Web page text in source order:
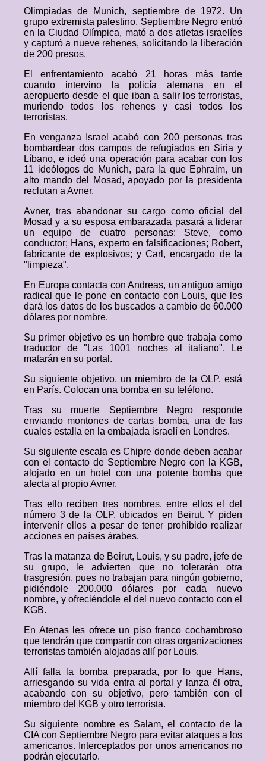
Olimpiadas de Munich, septiembre de 1972. Un
grupo extremista palestino, Septiembre Negro entró
en la Ciudad Olímpica, mató a dos atletas israelíes
y capturó a nueve rehenes, solicitando la liberación
de 200 presos.
El enfrentamiento acabó 21 horas más tarde
cuando intervino la policía alemana en el
aeropuerto desde el que iban a salir los terroristas,
muriendo todos los rehenes y casi todos los
terroristas.
En venganza Israel acabó con 200 personas tras
bombardear dos campos de refugiados en Siria y
Líbano, e ideó una operación para acabar con los
11 ideólogos de Munich, para la que Ephraim, un
alto mando del Mosad, apoyado por la presidenta
reclutan a Avner.
Avner, tras abandonar su cargo como oficial del
Mosad y a su esposa embarazada pasará a liderar
un equipo de cuatro personas: Steve, como
conductor; Hans, experto en falsificaciones; Robert,
fabricante de explosivos; y Carl, encargado de la
"limpieza".
En Europa contacta con Andreas, un antiguo amigo
radical que le pone en contacto con Louis, que les
dará los datos de los buscados a cambio de 60.000
dólares por nombre.
Su primer objetivo es un hombre que trabaja como
traductor de "Las 1001 noches al italiano". Le
matarán en su portal.
Su siguiente objetivo, un miembro de la OLP, está
en París. Colocan una bomba en su teléfono.
Tras su muerte Septiembre Negro responde
enviando montones de cartas bomba, una de las
cuales estalla en la embajada israelí en Londres.
Su siguiente escala es Chipre donde deben acabar
con el contacto de Septiembre Negro con la KGB,
alojado en un hotel con una potente bomba que
afecta al propio Avner.
Tras ello reciben tres nombres, entre ellos el del
número 3 de la OLP, ubicados en Beirut. Y piden
intervenir ellos a pesar de tener prohibido realizar
acciones en países árabes.
Tras la matanza de Beirut, Louis, y su padre, jefe de
su grupo, le advierten que no tolerarán otra
trasgresión, pues no trabajan para ningún gobierno,
pidiéndole 200.000 dólares por cada nuevo
nombre, y ofreciéndole el del nuevo contacto con el
KGB.
En Atenas les ofrece un piso franco cochambroso
que tendrán que compartir con otras organizaciones
terroristas también alojadas allí por Louis.
Allí falla la bomba preparada, por lo que Hans,
arriesgando su vida entra al portal y lanza él otra,
acabando con su objetivo, pero también con el
miembro del KGB y otro terrorista.
Su siguiente nombre es Salam, el contacto de la
CIA con Septiembre Negro para evitar ataques a los
americanos. Interceptados por unos americanos no
podrán ejecutarlo.